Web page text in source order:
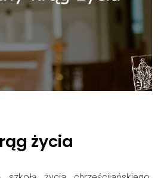
życia